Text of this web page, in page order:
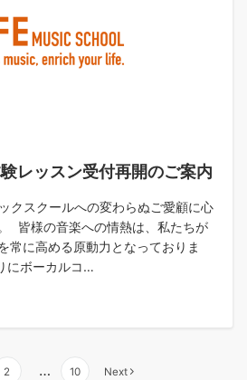
レッスン受付再開のご案内
クスクールへの変わらぬご愛顧に心
皆様の音楽への情熱は、私たちが
常に高める原動力となっておりま
にボーカルコ…
2 … 10 Next